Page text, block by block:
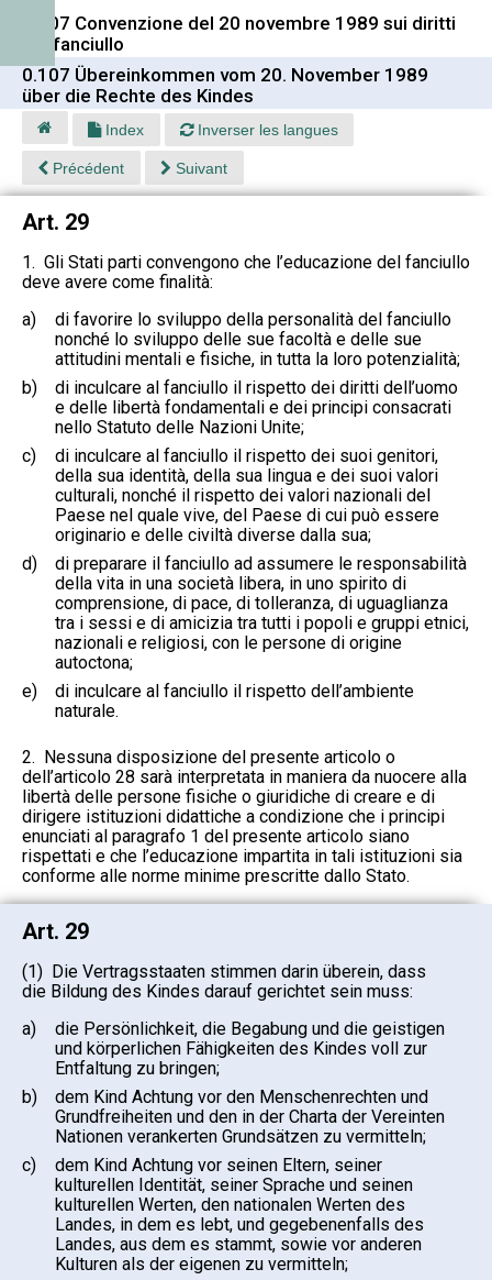
0.107 Convenzione del 20 novembre 1989 sui diritti
del fanciullo
0.107 Übereinkommen vom 20. November 1989
über die Rechte des Kindes
Index Inverser les langues
Précédent Suivant
Art. 29
1. Gli Stati parti convengono che l’educazione del fanciullo
deve avere come finalità:
a)
di favorire lo sviluppo della personalità del fanciullo
nonché lo sviluppo delle sue facoltà e delle sue
attitudini mentali e fisiche, in tutta la loro potenzialità;
b)
di inculcare al fanciullo il rispetto dei diritti dell’uomo
e delle libertà fondamentali e dei principi consacrati
nello Statuto delle Nazioni Unite;
c)
di inculcare al fanciullo il rispetto dei suoi genitori,
della sua identità, della sua lingua e dei suoi valori
culturali, nonché il rispetto dei valori nazionali del
Paese nel quale vive, del Paese di cui può essere
originario e delle civiltà diverse dalla sua;
d)
di preparare il fanciullo ad assumere le responsabilità
della vita in una società libera, in uno spirito di
comprensione, di pace, di tolleranza, di uguaglianza
tra i sessi e di amicizia tra tutti i popoli e gruppi etnici,
nazionali e religiosi, con le persone di origine
autoctona;
e)
di inculcare al fanciullo il rispetto dell’ambiente
naturale.
2. Nessuna disposizione del presente articolo o
dell’articolo 28 sarà interpretata in maniera da nuocere alla
libertà delle persone fisiche o giuridiche di creare e di
dirigere istituzioni didattiche a condizione che i principi
enunciati al paragrafo 1 del presente articolo siano
rispettati e che l’educazione impartita in tali istituzioni sia
conforme alle norme minime prescritte dallo Stato.
Art. 29
(1) Die Vertragsstaaten stimmen darin überein, dass
die Bildung des Kindes darauf gerichtet sein muss:
a)
die Persönlichkeit, die Begabung und die geistigen
und körperlichen Fähigkeiten des Kindes voll zur
Entfaltung zu bringen;
b)
dem Kind Achtung vor den Menschenrechten und
Grundfreiheiten und den in der Charta der Vereinten
Nationen verankerten Grundsätzen zu vermitteln;
c)
dem Kind Achtung vor seinen Eltern, seiner
kulturellen Identität, seiner Sprache und seinen
kulturellen Werten, den nationalen Werten des
Landes, in dem es lebt, und gegebenenfalls des
Landes, aus dem es stammt, sowie vor anderen
Kulturen als der eigenen zu vermitteln;